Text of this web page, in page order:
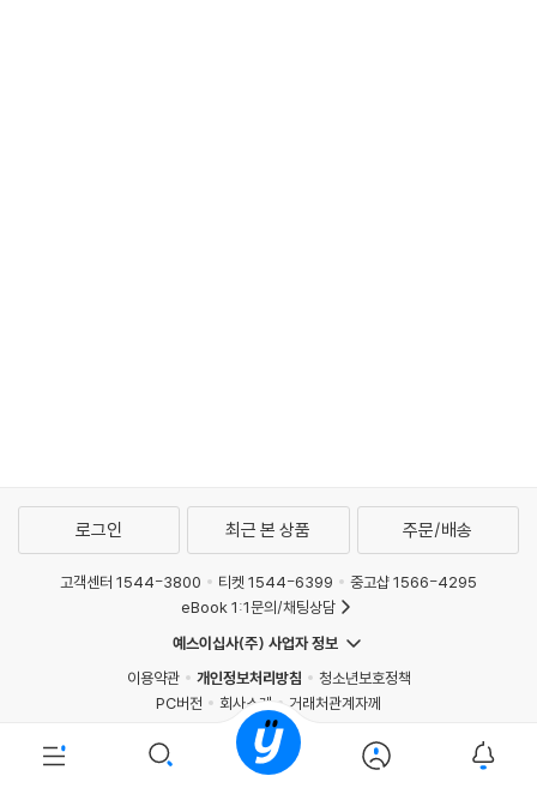
로그인 최근 본 상품 주문/배송
고객센터 1544-3800 티켓 1544-6399
중고샵 1566-4295
eBook 1:1문의/채팅상담
예스이십사(주) 사업자 정보
이용약관
개인정보처리방침
청소년보호정책
PC버전
회사소개
거래처관계자께
도서홍보
광고
Copyright © YES24 Corp. All Rights Reserved.